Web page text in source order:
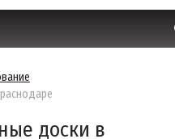
доски в